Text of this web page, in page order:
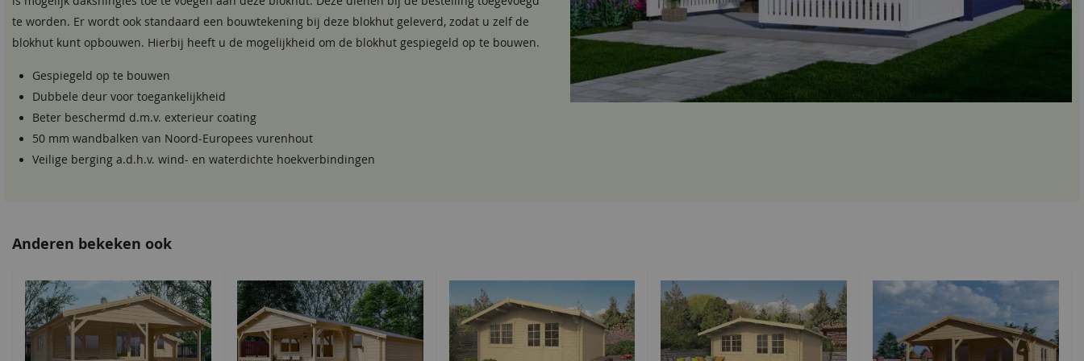
Funderingsmaat inclusief
funderingsbalken
546x516 cm
Hoogte zijwand
Afwerklijst vlak
te worden. Er wordt ook standaard een bouwtekening bij deze blokhut geleverd, zodat u zelf de
blokhut kunt opbouwen. Hierbij heeft u de mogelijkheid om de blokhut gespiegeld op te bouwen.
Gespiegeld op te bouwen
Dubbele deur voor toegankelijkheid
Beter beschermd d.m.v. exterieur coating
50 mm wandbalken van Noord-Europees vurenhout
Veilige berging a.d.h.v. wind- en waterdichte hoekverbindingen
Anderen bekeken ook